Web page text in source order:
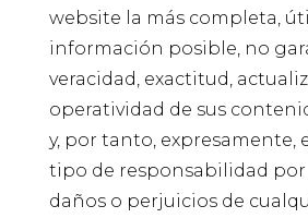
website la más completa,
información posible, no
veracidad, exactitud,
operatividad de sus
y, por tanto, expresamente,
tipo de responsabilidad
daños o perjuicios de